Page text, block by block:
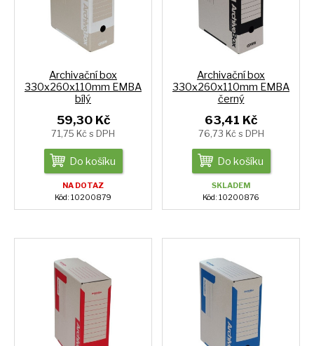
Archivační box
330x260x110mm EMBA
bílý
59,30 Kč
71,75 Kč s DPH
Do košíku
NA DOTAZ
Kód: 10200879
Archivační box
330x260x110mm EMBA
černý
63,41 Kč
76,73 Kč s DPH
Do košíku
SKLADEM
Kód: 10200876